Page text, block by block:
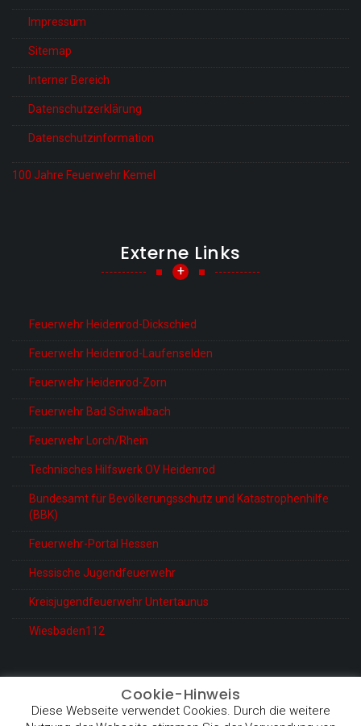
Impressum
Sitemap
Interner Bereich
Datenschutzerklärung
Datenschutzinformation
100 Jahre Feuerwehr Kemel
Externe Links
+
Feuerwehr Heidenrod-Dickschied
Feuerwehr Heidenrod-Laufenselden
Feuerwehr Heidenrod-Zorn
Feuerwehr Bad Schwalbach
Feuerwehr Lorch/Rhein
Technisches Hilfswerk OV Heidenrod
Bundesamt für Bevölkerungsschutz und Katastrophenhilfe
(BBK)
Feuerwehr-Portal Hessen
Hessische Jugendfeuerwehr
Kreisjugendfeuerwehr Untertaunus
Wiesbaden112
Cookie-Hinweis
Diese Webseite verwendet Cookies. Durch die weitere